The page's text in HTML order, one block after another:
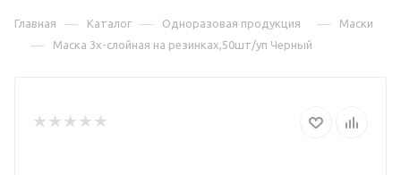
Главная — Каталог — Одноразовая продукция — Маски
— Маска 3х-слойная на резинках,50шт/уп Черный